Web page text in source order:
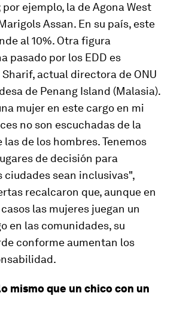
ejemplo, la de Agona West
Assan. En su país, este
al 10%. Otra figura
pasado por los EDD es
actual directora de ONU
de Penang Island (Malasia).
mujer en este cargo en mi
no son escuchadas de la
de los hombres. Tenemos
de decisión para
ciudades sean inclusivas",
recalcaron que, aunque en
las mujeres juegan un
en las comunidades, su
conforme aumentan los
mismo que un chico con un